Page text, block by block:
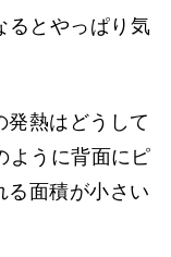
るとやっぱり気
発熱はどうして
ように背面にピ
る面積が小さい